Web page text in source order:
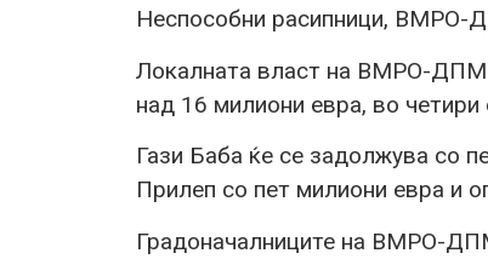
Неспособни расипници, ВМРО-
Локалната власт на ВМРО-
над 16 милиони евра, во четири
Гази Баба ќе се задолжува со
Прилеп со пет милиони евра и
Градоначалниците на ВМРО-